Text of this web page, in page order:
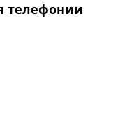
телефонии